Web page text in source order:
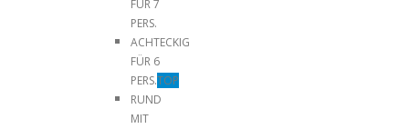
FÜR 7
PERS.
ACHTECKIG
FÜR 6
PERS.TOP
RUND
MIT